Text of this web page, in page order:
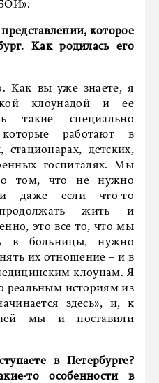
которое
Как родилась его
Как вы уже знаете, я
клоунадой и ее
такие специально
работают в
стационарах, детских,
госпиталях. Мы
о том, что не нужно
даже если что-то
жить и
это все то, что мы
в больницы, нужно
их отношение – и в
клоунам. Я
реальным историям из
здесь», и, к
мы и поставили
в Петербурге?
то особенности в